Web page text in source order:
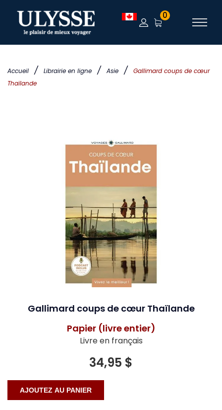
Accueil / Librairie en ligne / Asie /
Gallimard coups de cœur
Thaïlande
0
Gallimard coups de cœur Thaïlande
Papier (livre entier)
Livre en français
34,95 $